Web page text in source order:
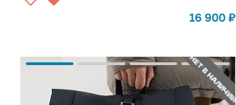
16 900 ₽
НЕТ В НАЛИЧИИ